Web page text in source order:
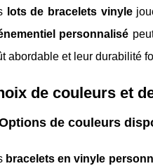
lots de bracelets vinyle
personnalisé
abordable et leur durabilité
de couleurs et
de couleurs
bracelets en vinyle